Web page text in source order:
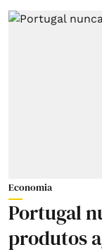
Economia
Portugal
produtos